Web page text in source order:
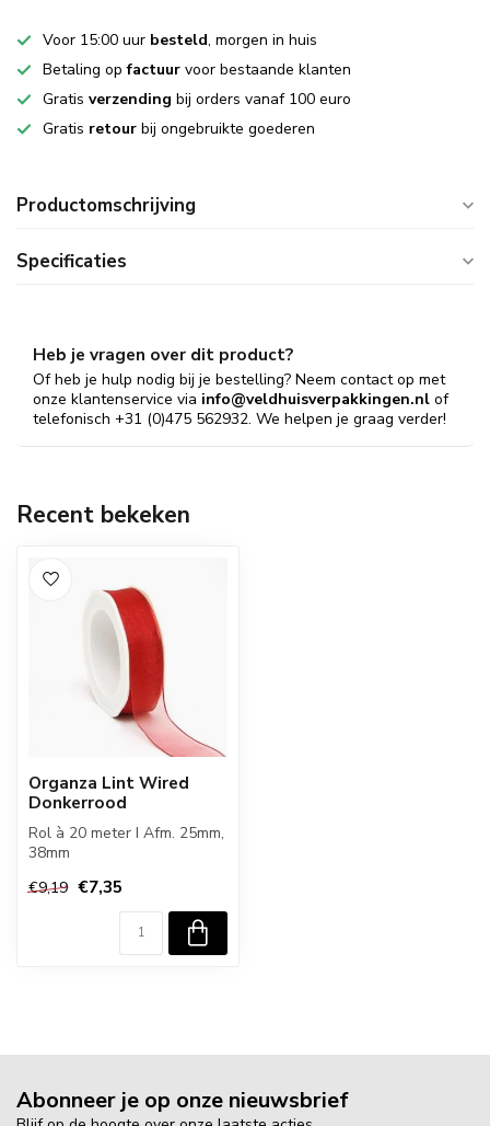
Voor 15:00 uur besteld, morgen in huis
Betaling opfactuur voor bestaande klanten
Gratis verzending bij orders vanaf 100 euro
Gratis retour bij ongebruikte goederen
Productomschrijving
Specificaties
Heb je vragen over dit product?
Of heb je hulp nodig bij je bestelling? Neem contact op met
onze klantenservice via info@veldhuisverpakkingen.nl of
telefonisch +31 (0)475 562932. We helpen je graag verder!
Recent bekeken
Organza Lint Wired
Donkerrood
Rol à 20 meter I Afm. 25mm,
38mm
€9,19 €7,35
Abonneer je op onze nieuwsbrief